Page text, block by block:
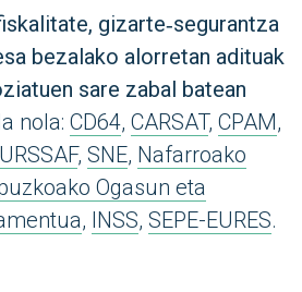
gizarte‑segurantza
bezalako alorretan adituak
sare zabal batean
nola: CD64, CARSAT, CPAM,
URSSAF, SNE, Nafarroako
Ogasun eta
, INSS, SEPE-EURES.